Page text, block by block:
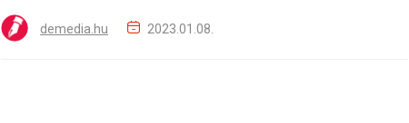
demedia.hu 2023.01.08.